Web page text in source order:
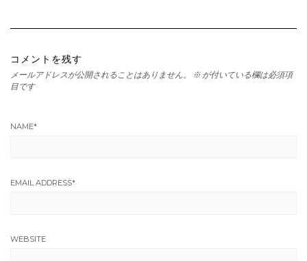
コメントを残す
メールアドレスが公開されることはありません。 ※ が付いている欄は必須項
目です
NAME*
EMAIL ADDRESS*
WEBSITE